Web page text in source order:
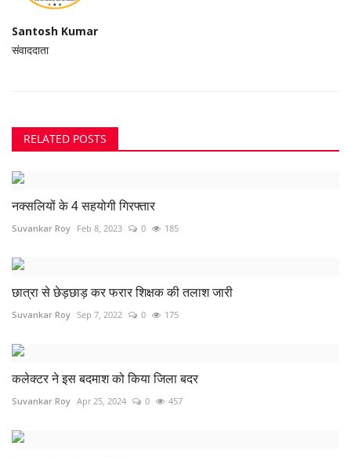
Santosh Kumar
संवाददाता
RELATED POSTS
नक्सलियों के 4 सहयोगी गिरफ्तार
Suvankar Roy Feb 8, 2023 0 185
छात्रा से छेड़छाड़ कर फरार शिक्षक की तलाश जारी
Suvankar Roy Sep 7, 2022 0 175
कलेक्टर ने इस बदमाश को किया जिला बदर
Suvankar Roy Apr 25, 2024 0 457